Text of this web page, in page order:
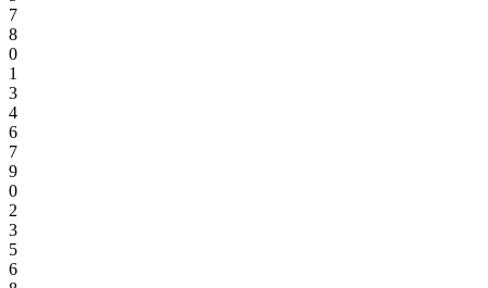
7
8
0
1
3
4
6
7
9
0
2
3
5
6